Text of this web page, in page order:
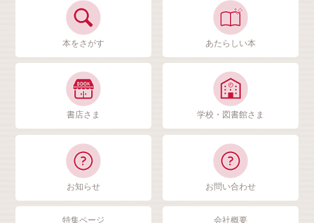
本をさがす あたらしい本
書店さま 学校・図書館さま
お知らせ お問い合わせ
特集ページ 会社概要